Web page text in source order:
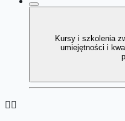
Kursy i szkolenia
umiejętności i
👉🏻